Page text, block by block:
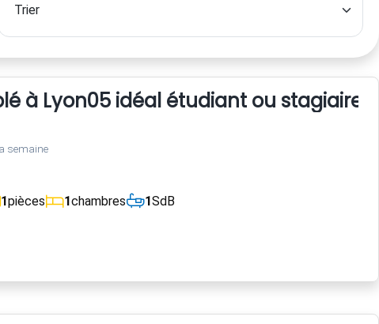
à Lyon05 idéal étudiant ou stagiaire
semaine
1pièces 1chambres 1SdB